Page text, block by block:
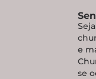
e
se